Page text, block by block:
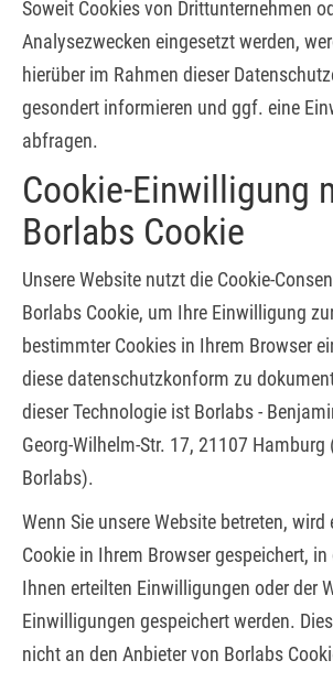
Soweit Cookies von Drittunternehmen
Analysezwecken eingesetzt werden,
hierüber im Rahmen dieser
gesondert informieren und ggf. eine
abfragen.
Cookie-Einwilligung
Borlabs Cookie
Unsere Website nutzt die Cookie-
Borlabs Cookie, um Ihre Einwilligung
bestimmter Cookies in Ihrem Browser
diese datenschutzkonform zu
dieser Technologie ist Borlabs -
Georg-Wilhelm-Str. 17, 21107 Hamburg
Borlabs).
Wenn Sie unsere Website betreten, wird
Cookie in Ihrem Browser gespeichert,
Ihnen erteilten Einwilligungen oder der
Einwilligungen gespeichert werden.
nicht an den Anbieter von Borlabs